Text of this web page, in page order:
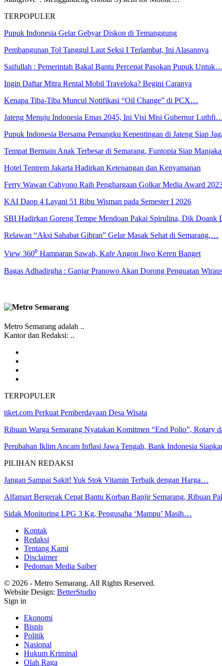
TERPOPULER
Pupuk Indonesia Gelar Gebyar Diskon di Temanggung
Pembangunan Tol Tanggul Laut Seksi I Terlambat, Ini Alasannya
Saifullah : Pemerintah Bakal Bantu Percepat Pasokan Pupuk Untuk…
Ingin Daftar Mitra Rental Mobil Traveloka? Begini Caranya
Kenapa Tiba-Tiba Muncul Notifikasi “Oil Change” di PCX…
Jateng Menuju Indonesia Emas 2045, Ini Visi Misi Gubernur
Pupuk Indonesia Bersama Pemangku Kepentingan di Jateng Siap
Tempat Bermain Anak Terbesar di Semarang, Funtopia Siap
Hotel Tentrem Jakarta Hadirkan Ketenangan dan Kenyamanan
Ferry Wawan Cahyono Raih Penghargaan Golkar Media Award
KAI Daop 4 Layani 51 Ribu Wisman pada Semester I 2026
SBI Hadirkan Goreng Tempe Mendoan Pakai Spirulina, Dik Doank
Relawan “Aksi Sahabat Gibran” Gelar Masak Sehat di Semarang,…
View 360⁰ Hamparan Sawah, Kafe Angon Jiwo Keren Banget
Bagas Adhadirgha : Ganjar Pranowo Akan Dorong Penguatan
Metro Semarang adalah ..
Kantor dan Redaksi: ..
TERPOPULER
tiket.com Perkuat Pemberdayaan Desa Wisata
Ribuan Warga Semarang Nyatakan Komitmen “End Polio”, Rotary
Perubahan Iklim Ancam Inflasi Jawa Tengah, Bank Indonesia
PILIHAN REDAKSI
Jangan Sampai Sakit! Yuk Stok Vitamin Terbaik dengan Harga…
Alfamart Bergerak Cepat Bantu Korban Banjir Semarang, Ribuan
Sidak Monitoring LPG 3 Kg, Pengusaha ‘Mampu’ Masih…
Kontak
Redaksi
Tentang Kami
Disclaimer
Pedoman Media Saiber
© 2026 - Metro Semarang. All Rights Reserved.
Website Design: BetterStudio
Sign in
Ekonomi
Bisnis
Politik
Nasional
Hukum Kriminal
Olah Raga